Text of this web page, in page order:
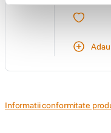
Informatii conformitate